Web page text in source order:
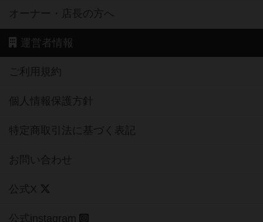
オーナー・店長の方へ
運営者情報
ご利用規約
個人情報保護方針
特定商取引法に基づく表記
お問い合わせ
公式X
公式instagram